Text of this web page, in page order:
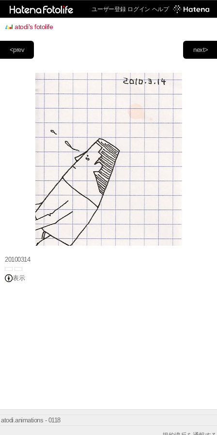
ユーザー登録 ログイン ヘルプ
atodi's fotolife
next>
<prev
20100314
表示
atodi.animations - 0118